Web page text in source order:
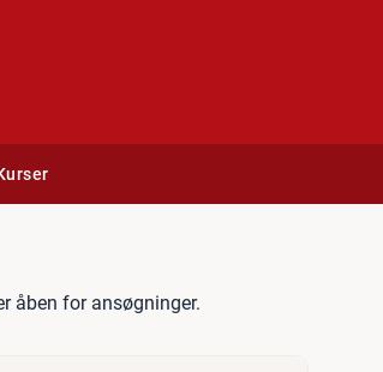
åben for ansøgninger.